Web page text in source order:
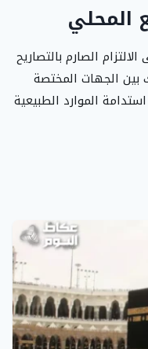
المحلي
الصارم بالتصاريح
بين الجهات المختصة
الموارد الطبيعية